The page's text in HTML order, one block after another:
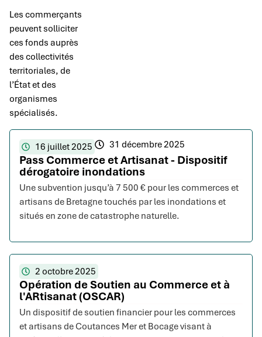
Les commerçants
peuvent solliciter
ces fonds auprès
des collectivités
territoriales, de
l’État et des
organismes
spécialisés.
16 juillet 2025 31 décembre 2025
Pass Commerce et Artisanat - Dispositif
dérogatoire inondations
Une subvention jusqu’à 7 500 € pour les commerces et
artisans de Bretagne touchés par les inondations et
situés en zone de catastrophe naturelle.
2 octobre 2025
Opération de Soutien au Commerce et à
l'ARtisanat (OSCAR)
Un dispositif de soutien financier pour les commerces
et artisans de Coutances Mer et Bocage visant à